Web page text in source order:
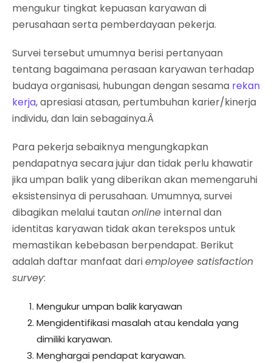
mengukur tingkat kepuasan karyawan di
perusahaan serta pemberdayaan pekerja.
Survei tersebut umumnya berisi pertanyaan
tentang bagaimana perasaan karyawan terhadap
budaya organisasi, hubungan dengan sesama rekan
kerja, apresiasi atasan, pertumbuhan karier/kinerja
individu, dan lain sebagainya.Â
Para pekerja sebaiknya mengungkapkan
pendapatnya secara jujur dan tidak perlu khawatir
jika umpan balik yang diberikan akan memengaruhi
eksistensinya di perusahaan. Umumnya, survei
dibagikan melalui tautanonline internal dan
identitas karyawan tidak akan terekspos untuk
memastikan kebebasan berpendapat. Berikut
adalah daftar manfaat dariemployee satisfaction
survey:
Mengukur umpan balik karyawan
Mengidentifikasi masalah atau kendala yang
dimiliki karyawan.
Menghargai pendapat karyawan.